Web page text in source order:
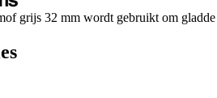
grijs 32 mm wordt gebruikt om